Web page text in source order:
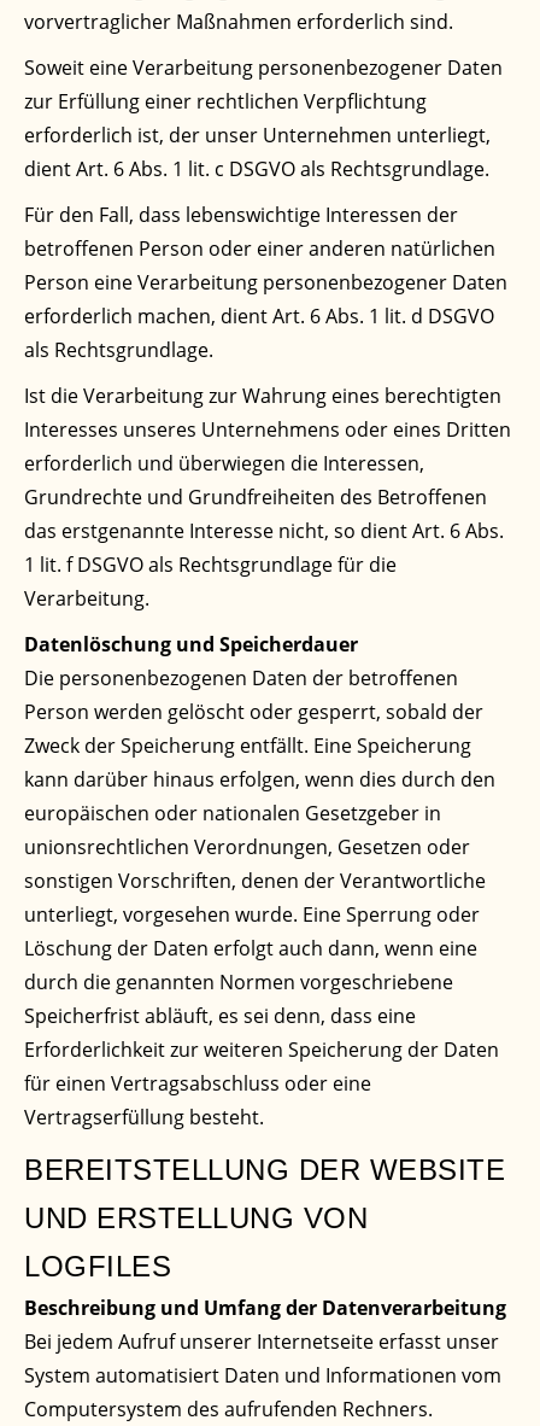
vorvertraglicher Maßnahmen erforderlich sind.
Soweit eine Verarbeitung personenbezogener Daten
zur Erfüllung einer rechtlichen Verpflichtung
erforderlich ist, der unser Unternehmen unterliegt,
dient Art. 6 Abs. 1 lit. c DSGVO als Rechtsgrundlage.
Für den Fall, dass lebenswichtige Interessen der
betroffenen Person oder einer anderen natürlichen
Person eine Verarbeitung personenbezogener Daten
erforderlich machen, dient Art. 6 Abs. 1 lit. d DSGVO
als Rechtsgrundlage.
Ist die Verarbeitung zur Wahrung eines berechtigten
Interesses unseres Unternehmens oder eines Dritten
erforderlich und überwiegen die Interessen,
Grundrechte und Grundfreiheiten des Betroffenen
das erstgenannte Interesse nicht, so dient Art. 6 Abs.
1 lit. f DSGVO als Rechtsgrundlage für die
Verarbeitung.
Datenlöschung und Speicherdauer
Die personenbezogenen Daten der betroffenen
Person werden gelöscht oder gesperrt, sobald der
Zweck der Speicherung entfällt. Eine Speicherung
kann darüber hinaus erfolgen, wenn dies durch den
europäischen oder nationalen Gesetzgeber in
unionsrechtlichen Verordnungen, Gesetzen oder
sonstigen Vorschriften, denen der Verantwortliche
unterliegt, vorgesehen wurde. Eine Sperrung oder
Löschung der Daten erfolgt auch dann, wenn eine
durch die genannten Normen vorgeschriebene
Speicherfrist abläuft, es sei denn, dass eine
Erforderlichkeit zur weiteren Speicherung der Daten
für einen Vertragsabschluss oder eine
Vertragserfüllung besteht.
BEREITSTELLUNG DER WEBSITE
UND ERSTELLUNG VON
LOGFILES
Beschreibung und Umfang der Datenverarbeitung
Bei jedem Aufruf unserer Internetseite erfasst unser
System automatisiert Daten und Informationen vom
Computersystem des aufrufenden Rechners.